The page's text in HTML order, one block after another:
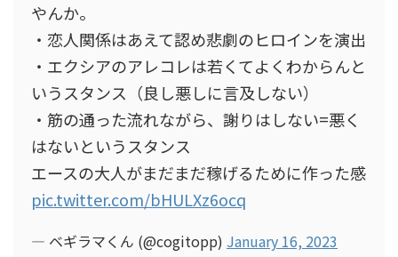
やんか。
・恋人関係はあえて認め悲劇のヒロインを演出
・エクシアのアレコレは若くてよくわからんと
いうスタンス（良し悪しに言及しない）
・筋の通った流れながら、謝りはしない=悪く
はないというスタンス
エースの大人がまだまだ稼げるために作った感
pic.twitter.com/bHULXz6ocq
— ベギラマくん (@cogitopp) January 16, 2023